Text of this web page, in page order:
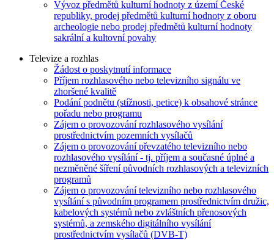
Vývoz předmětů kulturní hodnoty z území České
republiky, prodej předmětů kulturní hodnoty z oboru
archeologie nebo prodej předmětů kulturní hodnoty
sakrální a kultovní povahy
Televize a rozhlas
Žádost o poskytnutí informace
Příjem rozhlasového nebo televizního signálu ve
zhoršené kvalitě
Podání podnětu (stížnosti, petice) k obsahové stránce
pořadu nebo programu
Zájem o provozování rozhlasového vysílání
prostřednictvím pozemních vysílačů
Zájem o provozování převzatého televizního nebo
rozhlasového vysílání - tj. příjem a současné úplné a
nezměněné šíření původních rozhlasových a televizních
programů
Zájem o provozování televizního nebo rozhlasového
vysílání s původním programem prostřednictvím družic,
kabelových systémů nebo zvláštních přenosových
systémů, a zemského digitálního vysílání
prostřednictvím vysílačů (DVB-T)